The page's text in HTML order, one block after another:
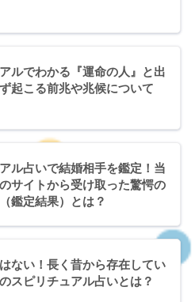
ルでわかる『運命の人』と出
起こる前兆や兆候について
ル占いで結婚相手を鑑定！当
サイトから受け取った驚愕の
鑑定結果）とは？
ない！長く昔から存在してい
スピリチュアル占いとは？